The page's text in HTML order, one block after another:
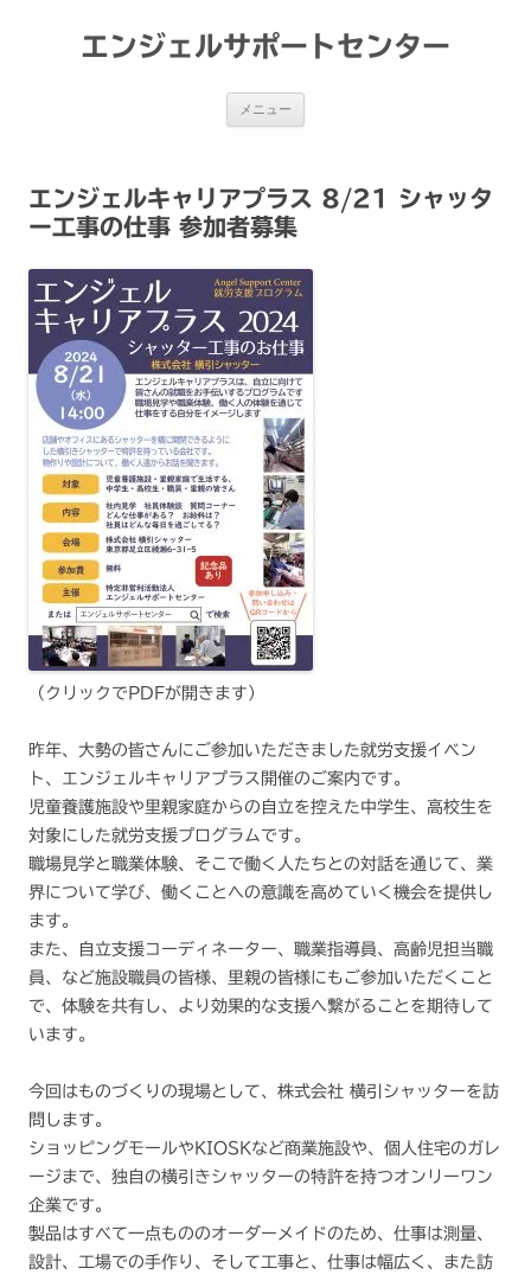
エンジェルサポートセンター
メニュー
エンジェルキャリアプラス 8/21 シャッタ
ー工事の仕事 参加者募集
（クリックでPDFが開きます）
昨年、大勢の皆さんにご参加いただきました就労支援イベン
ト、エンジェルキャリアプラス開催のご案内です。
児童養護施設や里親家庭からの自立を控えた中学生、高校生を
対象にした就労支援プログラムです。
職場見学と職業体験、そこで働く人たちとの対話を通じて、業
界について学び、働くことへの意識を高めていく機会を提供し
ます。
また、自立支援コーディネーター、職業指導員、高齢児担当職
員、など施設職員の皆様、里親の皆様にもご参加いただくこと
で、体験を共有し、より効果的な支援へ繋がることを期待して
います。
今回はものづくりの現場として、株式会社 横引シャッターを訪
問します。
ショッピングモールやKIOSKなど商業施設や、個人住宅のガレ
ージまで、独自の横引きシャッターの特許を持つオンリーワン
企業です。
製品はすべて一点もののオーダーメイドのため、仕事は測量、
設計、工場での手作り、そして工事と、仕事は幅広く、また訪